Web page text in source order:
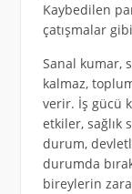
Kaybedilen
çatışmalar
Sanal kumar,
kalmaz,
verir. İş gücü
etkiler, sağlık
durum,
durumda
bireylerin